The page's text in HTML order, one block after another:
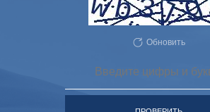
Обновить